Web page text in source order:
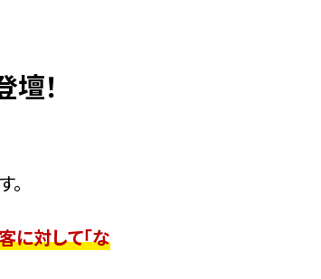
！
。
に対して「な